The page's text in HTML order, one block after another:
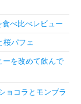
食べ比べレビュー
桜パフェ
ーを改めて飲んで
ョコラとモンブラ